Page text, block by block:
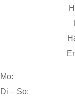
Mo:
Di – So: